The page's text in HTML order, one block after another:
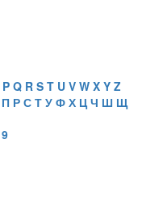
P Q R S T U V W X Y Z
П Р С Т У Ф Х Ц Ч Ш Щ
9